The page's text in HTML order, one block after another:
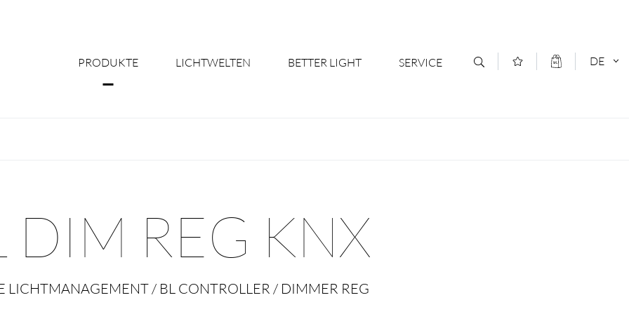
PRODUKTE LICHTWELTEN BETTER LIGHT
Licht nach Maß - Ihr Mehrwert
SERVICE
Downloads & Formulare
DE
DIM REG KNX
LICHTMANAGEMENT / BL CONTROLLER / DIMMER REG